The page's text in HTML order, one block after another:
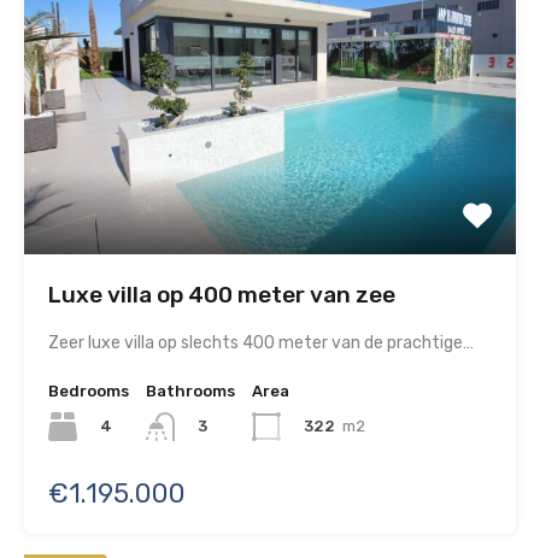
Luxe villa op 400 meter van zee
Zeer luxe villa op slechts 400 meter van de prachtige…
Bedrooms
4
Bathrooms
3
Area
322 m2
€1.195.000